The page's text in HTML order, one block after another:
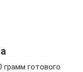
грамм готового